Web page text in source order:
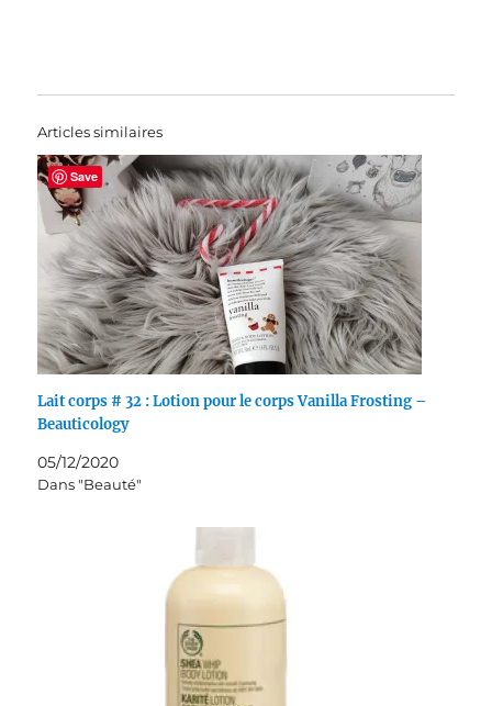
Articles similaires
Lait corps # 32 : Lotion pour le corps Vanilla Frosting –
Beauticology
05/12/2020
Dans "Beauté"
Save